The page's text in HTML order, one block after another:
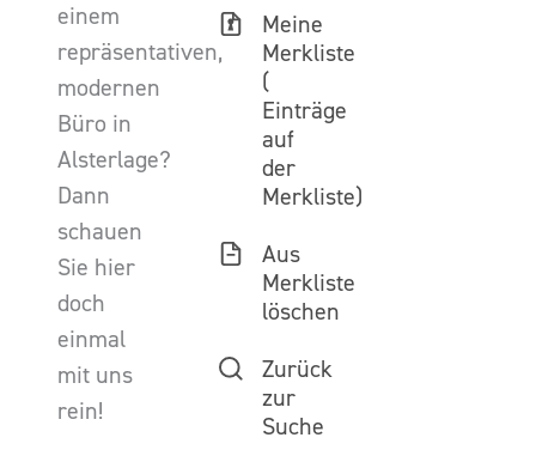
einem
repräsentativen,
modernen
Büro in
Alsterlage?
Dann
schauen
Sie hier
doch
einmal
mit uns
rein!
Meine
Merkliste
(
Einträge
auf
der
Merkliste)
Aus
Merkliste
löschen
Zurück
zur
Suche